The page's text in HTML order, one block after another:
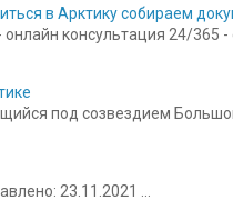
в Арктику собираем
консультация 24/365
под созвездием
23.11.2021 ...